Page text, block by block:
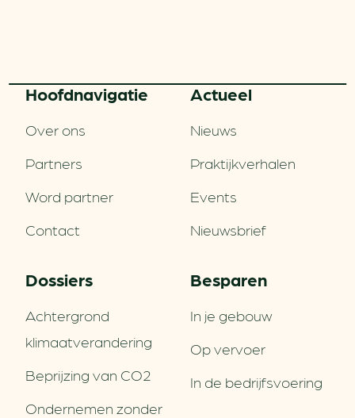
Hoofd­navigatie
Over ons
Partners
Word partner
Contact
Actueel
Nieuws
Praktijkverhalen
Events
Nieuwsbrief
Dossiers
Achtergrond
klimaatverandering
Beprijzing van CO2
Ondernemen zonder
Besparen
In je gebouw
Op vervoer
In de bedrijfsvoering